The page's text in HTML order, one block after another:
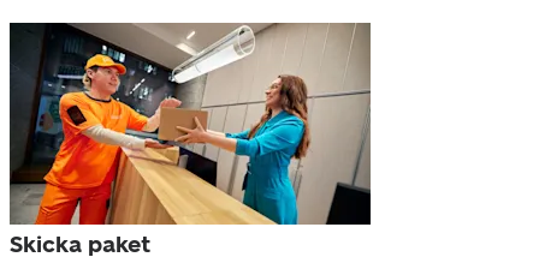
Skicka paket